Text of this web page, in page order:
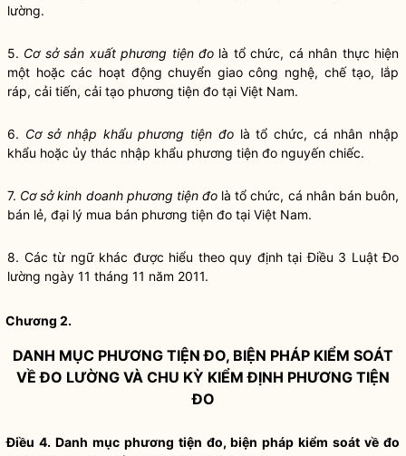
lường.
5. Cơ sở sản xuất phương tiện đo là tổ chức, cá nhân thực hiện
một hoặc các hoạt động chuyển giao công nghệ, chế tạo, lắp
ráp, cải tiến, cải tạo phương tiện đo tại Việt Nam.
6. Cơ sở nhập khẩu phương tiện đolà tổ chức, cá nhân nhập
khẩu hoặc ủy thác nhập khẩu phương tiện đo nguyến chiếc.
7. Cơ sở kinh doanh phương tiện đo là tổ chức, cá nhân bán buôn,
bán lẻ, đại lý mua bán phương tiện đo tại Việt Nam.
8. Các từ ngữ khác được hiểu theo quy định tạiĐiều 3 Luật Đo
lường ngày 11 tháng 11 năm 2011.
Chương 2.
DANH MỤC PHƯƠNG TIỆN ĐO, BIỆN PHÁP KIỂM SOÁT
VỀ ĐO LƯỜNG VÀ CHU KỲ KIỂM ĐỊNH PHƯƠNG TIỆN
ĐO
Điều 4. Danh mục phương tiện đo, biện pháp kiểm soát về đo